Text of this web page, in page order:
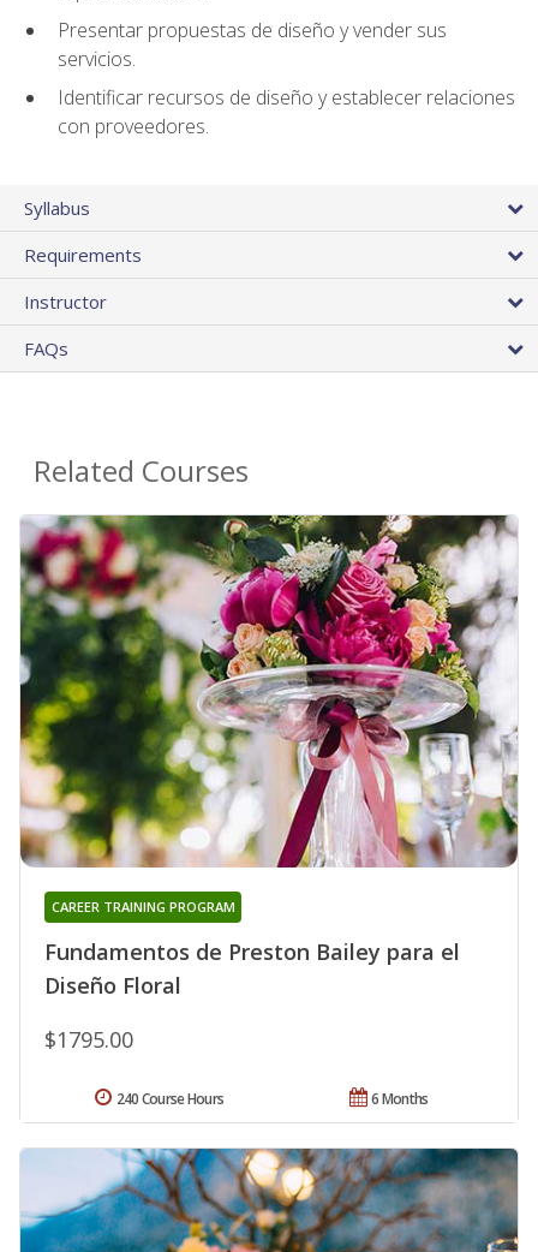
Presentar propuestas de diseño y vender sus
servicios.
Identificar recursos de diseño y establecer relaciones
con proveedores.
Syllabus
Requirements
Instructor
FAQs
Related Courses
Fundamentos de Preston Bailey para el
Diseño Floral
CAREER TRAINING PROGRAM
$1795.00
6 Months
240 Course Hours